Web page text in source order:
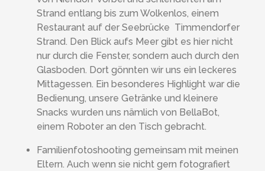
Strand entlang bis zum Wolkenlos, einem
Restaurant auf der Seebrücke Timmendorfer
Strand. Den Blick aufs Meer gibt es hier nicht
nur durch die Fenster, sondern auch durch den
Glasboden. Dort gönnten wir uns ein leckeres
Mittagessen. Ein besonderes Highlight war die
Bedienung, unsere Getränke und kleinere
Snacks wurden uns nämlich von BellaBot,
einem Roboter an den Tisch gebracht.
Familienfotoshooting gemeinsam mit meinen
Eltern. Auch wenn sie nicht gern fotografiert